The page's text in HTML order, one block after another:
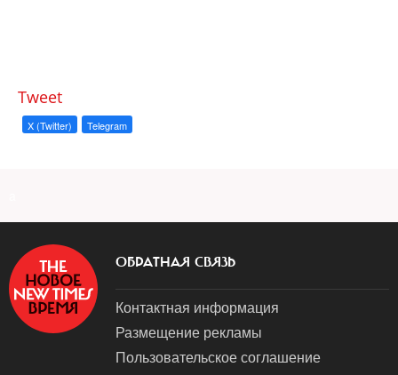
Tweet
X (Twitter) Telegram
ОБРАТНАЯ СВЯЗЬ
Контактная информация
Размещение рекламы
Пользовательское соглашение